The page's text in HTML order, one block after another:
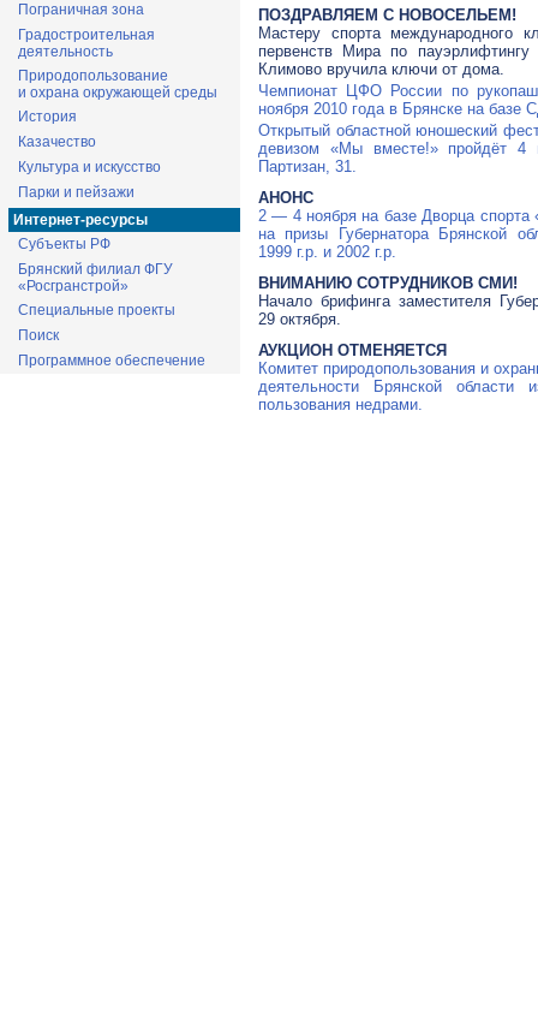
Пограничная зона
Градостроительная
деятельность
Природопользование
и охрана окружающей среды
История
Казачество
Культура и искусство
Парки и пейзажи
Интернет-ресурсы
Субъекты РФ
Брянский филиал ФГУ
«Росгранстрой»
Специальные проекты
Поиск
Программное обеспечение
ПОЗДРАВЛЯЕМ С НОВОСЕЛЬЕМ!
Мастеру спорта международного
первенств Мира по
Климово вручила ключи от дома.
Чемпионат ЦФО России по
ноября 2010 года в Брянске на
Открытый областной юношеский
девизом «Мы вместе!» пройдёт
Партизан, 31.
АНОНС
2 — 4 ноября на базе Дворца спорта
на призы Губернатора Брянской
1999 г.р. и 2002 г.р.
ВНИМАНИЮ СОТРУДНИКОВ СМИ!
Начало брифинга заместителя
29 октября.
АУКЦИОН ОТМЕНЯЕТСЯ
Комитет природопользования и
деятельности Брянской
пользования недрами.